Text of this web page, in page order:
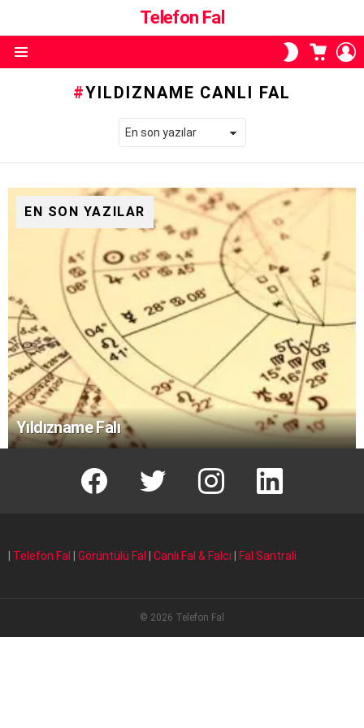
Telefon Fal
SKIN
ANAHTARI
SEPETI
YILDIZNAME CANLI FAL
EN SON YAZILAR
Yıldızname Falı
facebook T instagram Linkedin Fal
Telefon Fal Görüntülü Fal Canlı Fal & Falcı Fal Santrali
© 2026 Telefon Fal